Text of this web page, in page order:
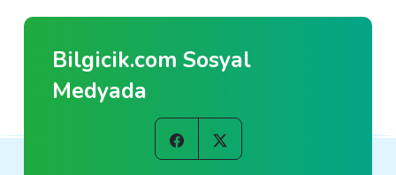
Bilgicik.com Sosyal
Medyada